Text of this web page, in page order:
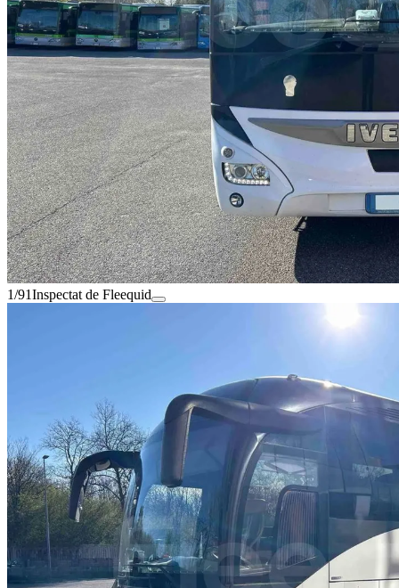
1/91Inspectat de Fleequid